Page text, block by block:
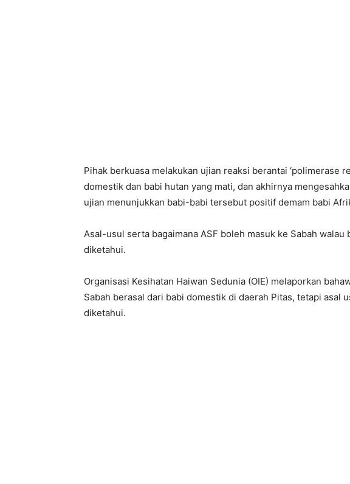
Pihak berkuasa melakukan ujian reaksi berantai ‘polimerase
domestik dan babi hutan yang mati, dan akhirnya
ujian menunjukkan babi-babi tersebut positif demam babi
Asal-usul serta bagaimana ASF boleh masuk ke Sabah walau
diketahui.
Organisasi Kesihatan Haiwan Sedunia (OIE) melaporkan
Sabah berasal dari babi domestik di daerah Pitas, tetapi asal
diketahui.